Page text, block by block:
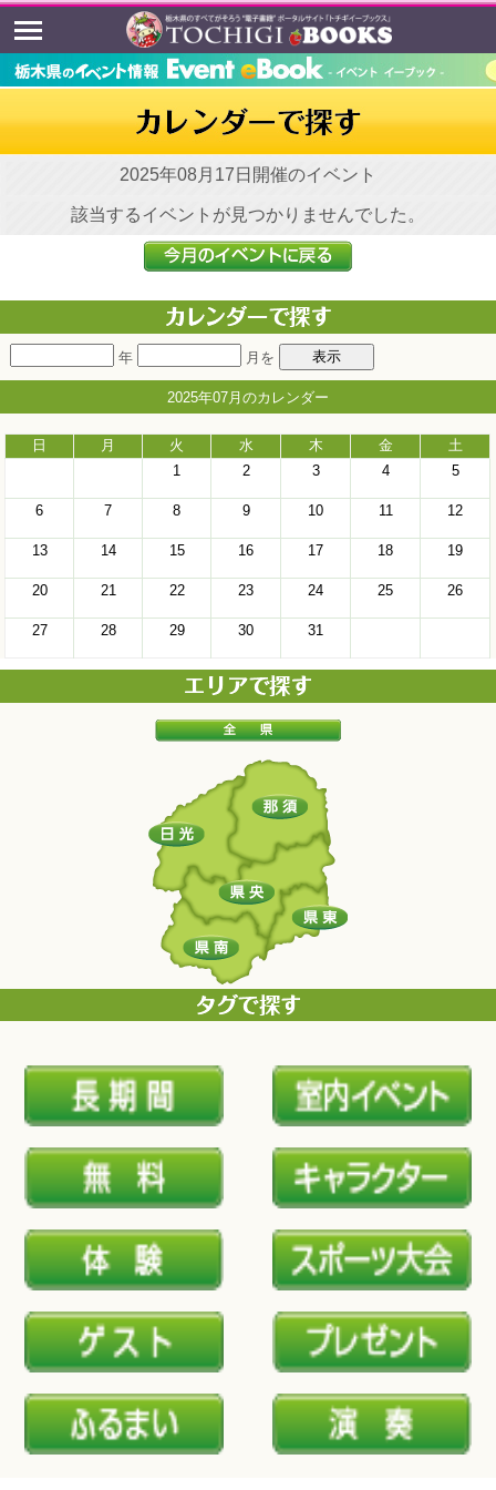
2025年08月17日開催のイベント
該当するイベントが見つかりませんでした。
年 月を
2025年07月のカレンダー
日 月 火 水 木 金
土
1
2 3 4 5
6 7 8 9 10 11 12
13 14 15 16 17 18 19
20 21 22 23 24 25 26
27 28 29 30 31